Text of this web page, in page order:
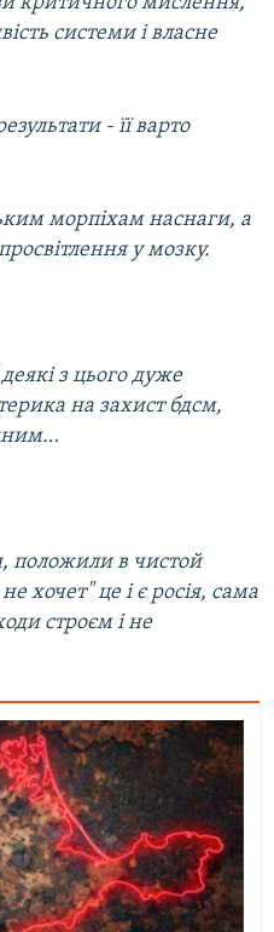
системи і власне
- її варто
морпіхам наснаги, а
у мозку.
з цього дуже
на захист бдсм,
положили в чистой
хочет" це і є росія, сама
строєм і не